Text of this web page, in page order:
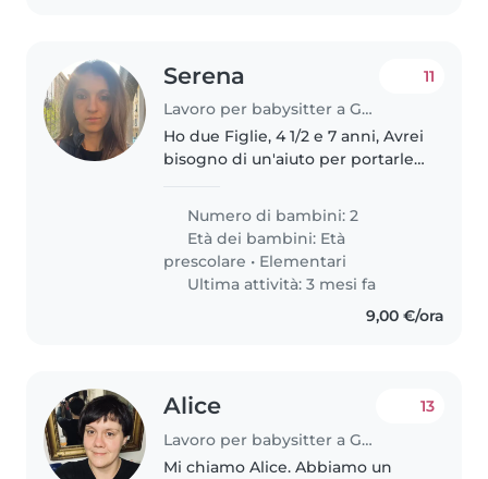
Serena
Lavoro per babysitter a Genova
11
Ho due Figlie, 4 1/2 e 7 anni, Avrei
bisogno di un'aiuto per portarle
Occasionalmente qualche volta
andarle a prendere a scuola ed
adottare il mio arrivo
Numero di bambini: 2
Età dei bambini: Età
prescolare • Elementari
Ultima attività: 3 mesi fa
9,00 €/ora
Alice
Lavoro per babysitter a Genova
13
Mi chiamo Alice. Abbiamo un